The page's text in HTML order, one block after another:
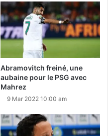
Abramovitch freiné, une
aubaine pour le PSG avec
Mahrez
9 Mar 2022 10:00 am